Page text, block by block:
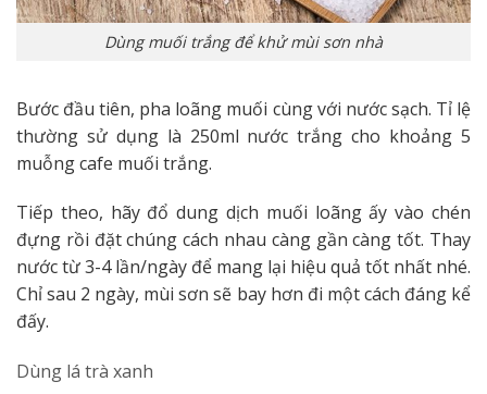
Dùng muối trắng để khử mùi sơn nhà
Bước đầu tiên, pha loãng muối cùng với nước sạch. Tỉ lệ
thường sử dụng là 250ml nước trắng cho khoảng 5
muỗng cafe muối trắng.
Tiếp theo, hãy đổ dung dịch muối loãng ấy vào chén
đựng rồi đặt chúng cách nhau càng gần càng tốt. Thay
nước từ 3-4 lần/ngày để mang lại hiệu quả tốt nhất nhé.
Chỉ sau 2 ngày, mùi sơn sẽ bay hơn đi một cách đáng kể
đấy.
Dùng lá trà xanh